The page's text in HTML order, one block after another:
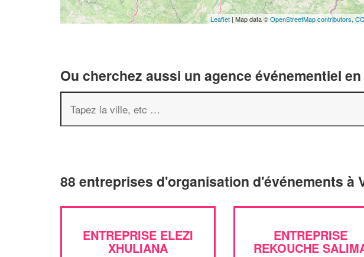
Leaflet | Map data ©OpenStreetMap contributors,
Ou cherchez aussi un agence événementiel
88 entreprises d'organisation d'événements à
ENTREPRISE ELEZI
XHULIANA
ENTREPRISE
REKOUCHE